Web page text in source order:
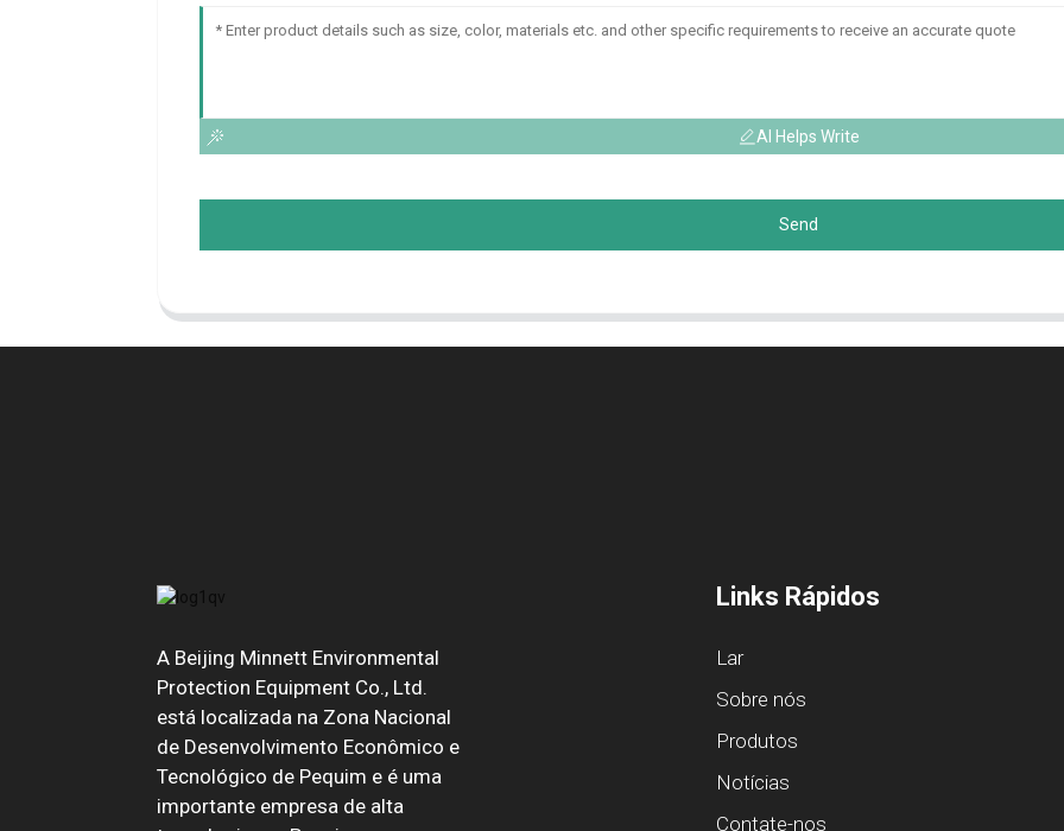
AI Helps Write
Send
A Beijing Minnett Environmental
Protection Equipment Co., Ltd.
está localizada na Zona Nacional
de Desenvolvimento Econômico e
Tecnológico de Pequim e é uma
importante empresa de alta
Links Rápidos
Lar
Sobre nós
Produtos
Notícias
Contate-nos